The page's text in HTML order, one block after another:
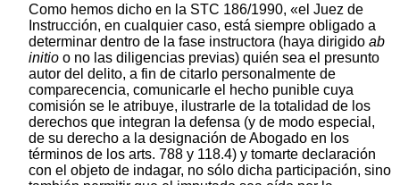
Como hemos dicho en la STC 186/1990, «el Juez de
Instrucción, en cualquier caso, está siempre obligado a
determinar dentro de la fase instructora (haya dirigido ab
initio o no las diligencias previas) quién sea el presunto
autor del delito, a fin de citarlo personalmente de
comparecencia, comunicarle el hecho punible cuya
comisión se le atribuye, ilustrarle de la totalidad de los
derechos que integran la defensa (y de modo especial,
de su derecho a la designación de Abogado en los
términos de los arts. 788 y 118.4) y tomarte declaración
con el objeto de indagar, no sólo dicha participación, sino